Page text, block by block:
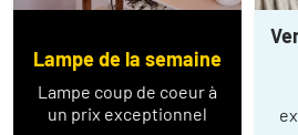
Lampe de la semaine
Lampe coup de coeur à
un prix exceptionnel